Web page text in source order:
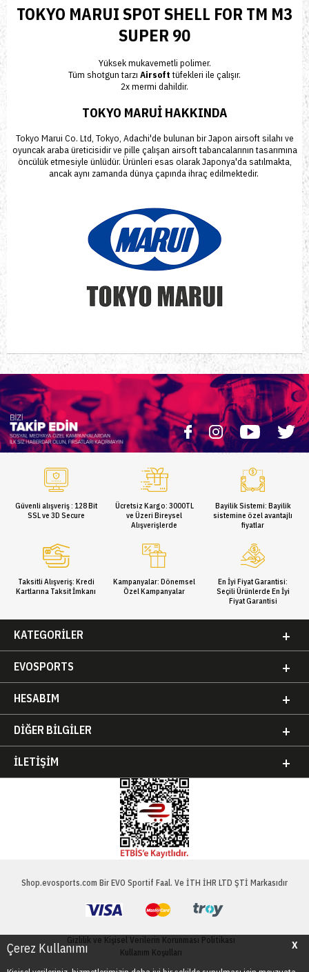
X
Çerez Kullanımı
TOKYO MARUI SPOT SHELL FOR TM M3
SUPER 90
Yüksek mukavemetli polimer.
Tüm shotgun tarzı Airsofttüfekleri ile çalışır.
2x mermi dahildir.
TOKYO MARUİ HAKKINDA
Tokyo Marui Co. Ltd, Tokyo, Adachi'de bulunan bir Japon airsoft silahı ve
oyuncak araba üreticisidir ve pille çalışan airsoft tabancalarının tasarımına
öncülük etmesiyle ünlüdür. Ürünleri esas olarak Japonya'da satılmakta,
ancak aynı zamanda dünya çapında ihraç edilmektedir.
Güvenli alışveriş : 128 Bit
SSL ve 3D Secure
Ücretsiz Kargo: 3000TL
ve Üzeri Bireysel
Alışverişlerde
Bayilik Sistemi: Bayilik
sistemine özel avantajlı
fiyatlar
Taksitli Alışveriş: Kredi
Kartlarına Taksit İmkanı
Kampanyalar: Dönemsel
Özel Kampanyalar
En İyi Fiyat Garantisi:
Seçili Ürünlerde En İyi
Fiyat Garantisi
KATEGORILER
EVOSPORTS
HESABIM
DIĞER BILGILER
İLETIŞIM
Shop.evosports.com Bir EVO Sportif Faal. Ve İTH İHR LTD ŞTİ Markasıdır
Gizlilik ve Kişisel Verilerin Korunması Politikası
Kullanım Koşulları